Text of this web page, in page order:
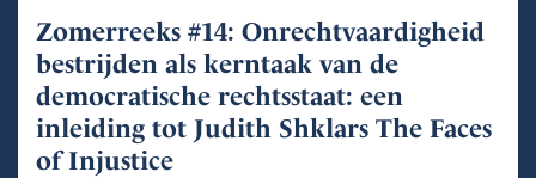
Zomerreeks #14: Onrechtvaardigheid
bestrijden als kerntaak van de
democratische rechtsstaat: een
inleiding tot Judith Shklars The Faces
of Injustice